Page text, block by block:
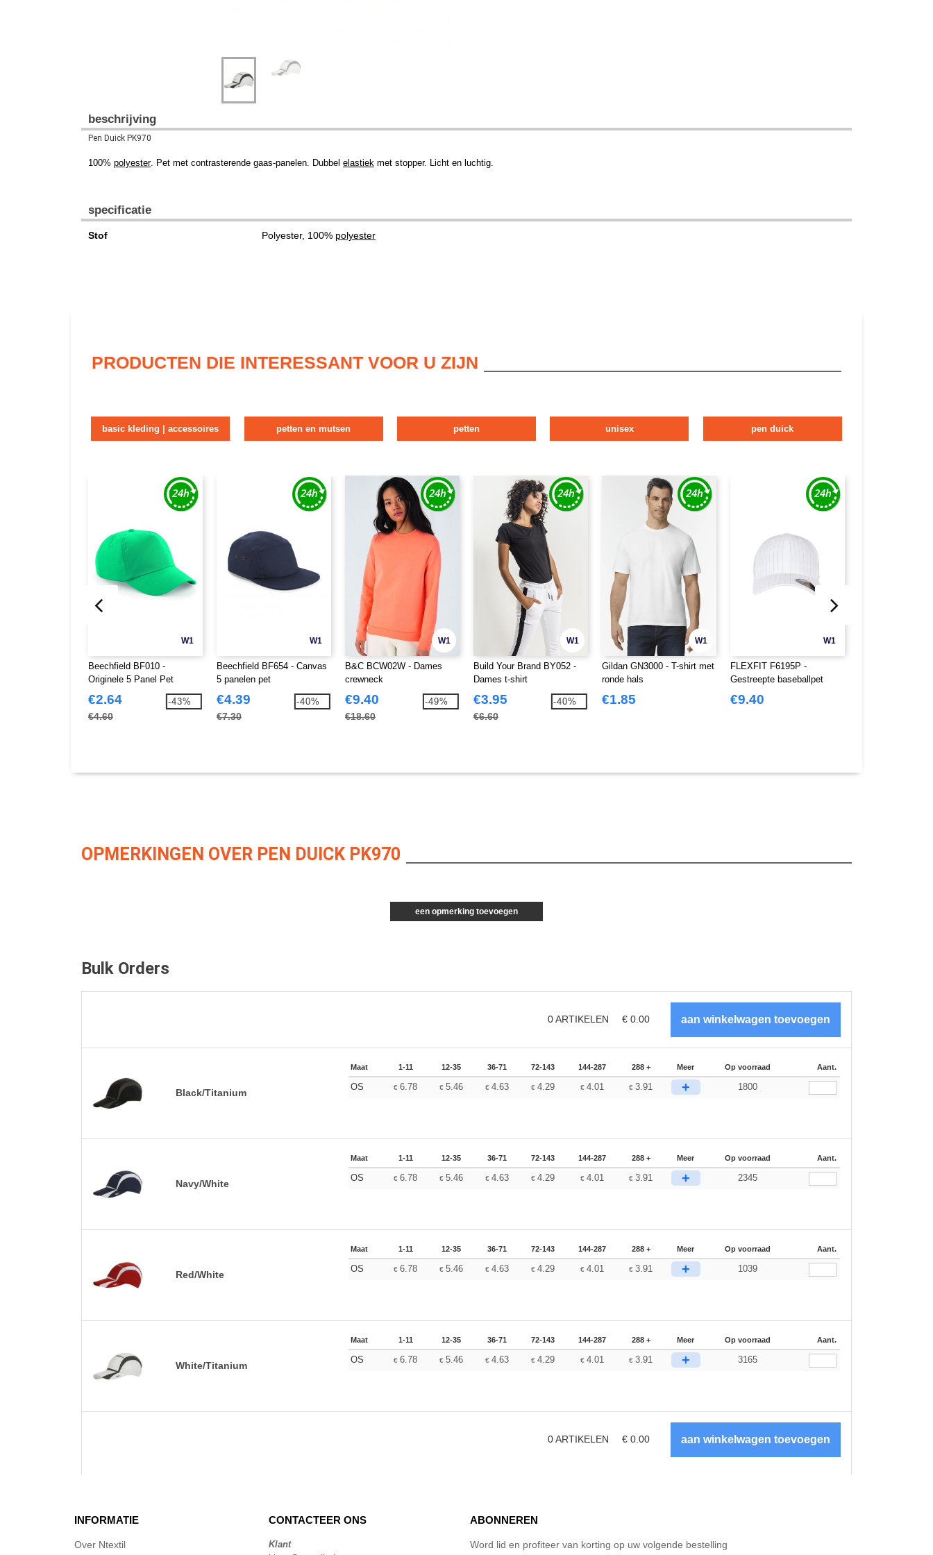
beschrijving
Pen Duick PK970
100% polyester. Pet met contrasterende gaas-panelen. Dubbel elastiek met stopper. Licht en luchtig.
specificatie
Stof Polyester, 100% polyester
PRODUCTEN DIE INTERESSANT VOOR U ZIJN
basic kleding | accessoires petten en mutsen petten unisex pen duick
W1
Beechfield BF010 -
Originele 5 Panel Pet
€2.64
€4.60
-43%
W1
Beechfield BF654 - Canvas
5 panelen pet
€4.39
€7.30
-40%
W1
B&C BCW02W - Dames
crewneck
€9.40
€18.60
-49%
W1
Build Your Brand BY052 -
Dames t-shirt
€3.95
€6.60
-40%
W1
Gildan GN3000 - T-shirt met
ronde hals
€1.85
W1
FLEXFIT F6195P -
Gestreepte baseballpet
€9.40
OPMERKINGEN OVER PEN DUICK PK970
een opmerking toevoegen
Bulk Orders
0ARTIKELEN € 0.00
Black/Titanium
Maat 1-11 12-35 36-71 72-143 144-287 288 + Meer Op voorraad Aant.
OS €6.78 €5.46 €4.63 €4.29 € 4.01 €3.91 + 1800
Navy/White
Maat 1-11 12-35 36-71 72-143 144-287 288 + Meer Op voorraad Aant.
OS €6.78 €5.46 €4.63 €4.29 € 4.01 €3.91 + 2345
Red/White
Maat 1-11 12-35 36-71 72-143 144-287 288 + Meer Op voorraad Aant.
OS €6.78 €5.46 €4.63 €4.29 € 4.01 €3.91 + 1039
White/Titanium
Maat 1-11 12-35 36-71 72-143 144-287 288 + Meer Op voorraad Aant.
OS €6.78 €5.46 €4.63 €4.29 € 4.01 €3.91 + 3165
0ARTIKELEN € 0.00
INFORMATIE
Over Ntextil
CONTACTEER ONS
Klant
ABONNEREN
Word lid en profiteer van korting op uw volgende bestelling